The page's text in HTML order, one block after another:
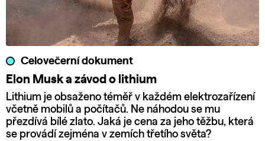
Celovečerní dokument
Elon Musk a závod o lithium
Lithium je obsaženo téměř v každém elektrozařízení
včetně mobilů a počítačů. Ne náhodou se mu
přezdívá bílé zlato. Jaká je cena za jeho těžbu, která
se provádí zejména v zemích třetího světa?